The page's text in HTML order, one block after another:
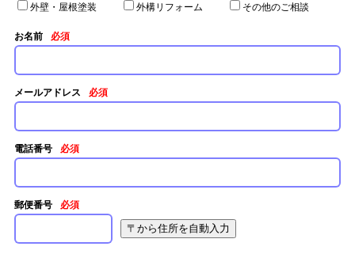
外壁・屋根塗装
外構リフォーム その他のご相談
お名前 必須
メールアドレス 必須
電話番号 必須
郵便番号 必須